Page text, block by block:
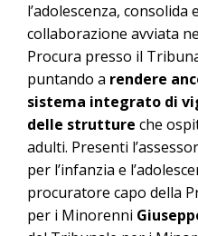
l’adolescenza,
collaborazione avviata
Procura presso il
puntando a rendere
sistema integrato di
delle strutture che
adulti. Presenti
per l’infanzia e
procuratore capo della
per i Minorenni